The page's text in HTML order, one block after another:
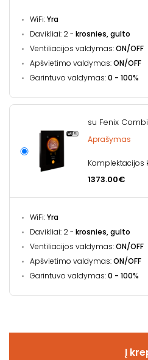
WiFi:Yra
Davikliai: 2 - krosnies, gulto
Ventiliacijos valdymas:ON/OFF
Apšvietimo valdymas:ON/OFF
Garintuvo valdymas:0 - 100%
su Fenix
Aprašymas
Komplektacijos
1373.00€
WiFi:Yra
Davikliai: 2 - krosnies, gulto
Ventiliacijos valdymas:ON/OFF
Apšvietimo valdymas:ON/OFF
Garintuvo valdymas:0 - 100%
Į